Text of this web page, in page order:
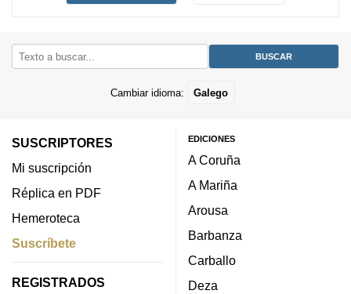
Cambiar idioma: Galego
SUSCRIPTORES
Mi suscripción
Réplica en PDF
Hemeroteca
Suscríbete
REGISTRADOS
EDICIONES
A Coruña
A Mariña
Arousa
Barbanza
Carballo
Deza